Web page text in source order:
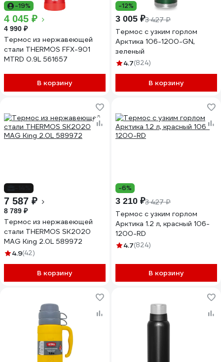
-19%
4 045 ₽
4 990 ₽
Термос из нержавеющей
стали THERMOS FFX-901
MTRD 0.9L 561657
В корзину
-12%
3 005 ₽3 427 ₽
Термос с узким горлом
Арктика 106-1200-GN,
зеленый
4.7(824)
В корзину
7 587 ₽
8 789 ₽
Термос из нержавеющей
стали THERMOS SK2020
MAG King 2.0L 589972
4.9(42)
В корзину
-6%
3 210 ₽3 427 ₽
Термос с узким горлом
Арктика 1.2 л, красный 106-
1200-RD
4.7(824)
В корзину